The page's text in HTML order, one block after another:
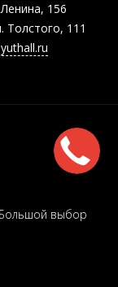
156
Толстого, 111
Большой выбор